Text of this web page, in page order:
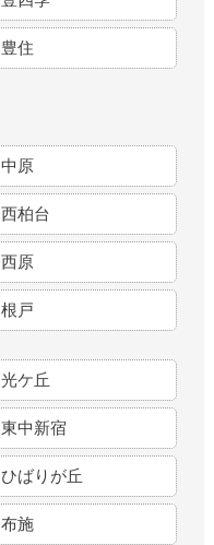
豊住
中原
西柏台
西原
根戸
光ケ丘
東中新宿
ひばりが丘
布施